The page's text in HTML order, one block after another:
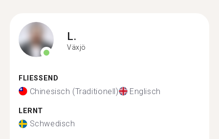
L.
Växjö
FLIESSEND
Chinesisch (Traditionell) Englisch
LERNT
Schwedisch